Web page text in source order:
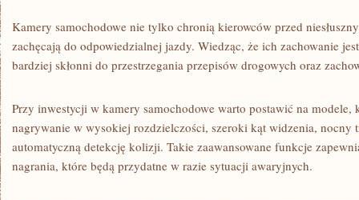
Kamery samochodowe⁣ nie tylko chronią kierowców przed
‍zachęcają do odpowiedzialnej⁢ jazdy. Wiedząc, że ich zachowanie
bardziej skłonni do przestrzegania przepisów drogowych oraz
Przy inwestycji w kamery samochodowe warto postawić na
nagrywanie w wysokiej⁤ rozdzielczości, szeroki ⁣kąt widzenia, nocny
automatyczną detekcję kolizji. Takie zaawansowane funkcje
nagrania, które będą przydatne w razie‍ sytuacji awaryjnych.